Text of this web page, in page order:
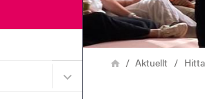
Undermeny för Pressrum
LänkstigHemAktuellt